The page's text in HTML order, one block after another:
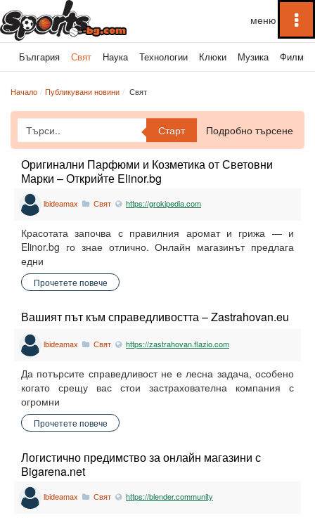
България Свят Наука Технологии Клюки Музика Филми
Начало Публикувани новини Свят
Старт Подробно търсене
Оригинални Парфюми и Козметика от Световни
Марки – Открийте Elinor.bg
lbideamax Свят https://grokipedia.com
Красотата започва с правилния аромат и грижа — и
Elinor.bg го знае отлично. Онлайн магазинът предлага
едни
Прочетете повече
Вашият път към справедливостта – Zastrahovan.eu
lbideamax Свят https://zastrahovan.flazio.com
Да потърсите справедливост не е лесна задача, особено
когато срещу вас стои застрахователна компания с
огромни
Прочетете повече
Логистично предимство за онлайн магазини с
Bigarena.net
lbideamax Свят https://blender.community